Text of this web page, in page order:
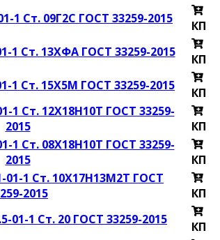
1 Ст. 09Г2С ГОСТ 33259-2015
КП
1 Ст. 13ХФА ГОСТ 33259-2015
КП
1 Ст. 15Х5М ГОСТ 33259-2015
КП
1 Ст. 12Х18Н10Т ГОСТ 33259-
2015
КП
1 Ст. 08Х18Н10Т ГОСТ 33259-
2015
КП
01-1 Ст. 10Х17Н13М2Т ГОСТ
2015
КП
01-1 Ст. 20 ГОСТ 33259-2015
КП